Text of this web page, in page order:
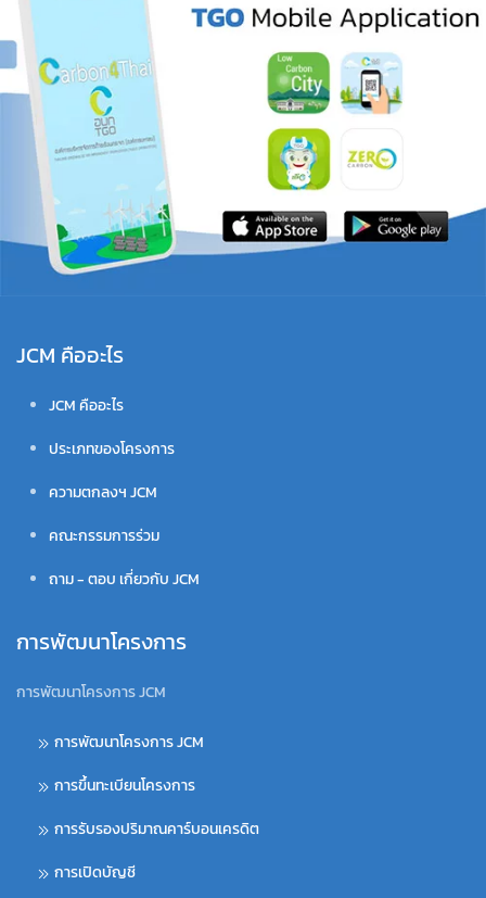
JCM คืออะไร
JCM คืออะไร
ประเภทของโครงการ
ความตกลงฯ JCM
คณะกรรมการร่วม
ถาม - ตอบ เกี่ยวกับ JCM
การพัฒนาโครงการ
การพัฒนาโครงการ JCM
การพัฒนาโครงการ JCM
การขึ้นทะเบียนโครงการ
การรับรองปริมาณคาร์บอนเครดิต
การเปิดบัญชี